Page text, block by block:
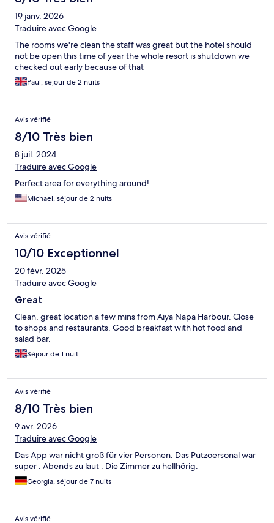
19 janv. 2026
Traduire avec Google
The rooms we're clean the staff was great but the hotel should
not be open this time of year the whole resort is shutdown we
checked out early because of that
Paul, séjour de 2 nuits
Avis vérifié
8/10 Très bien
8 juil. 2024
Traduire avec Google
Perfect area for everything around!
Michael, séjour de 2 nuits
Avis vérifié
10/10 Exceptionnel
20 févr. 2025
Traduire avec Google
Great
Clean, great location a few mins from Aiya Napa Harbour. Close
to shops and restaurants. Good breakfast with hot food and
salad bar.
Séjour de 1 nuit
Avis vérifié
8/10 Très bien
9 avr. 2026
Traduire avec Google
Das App war nicht groß für vier Personen. Das Putzoersonal war
super . Abends zu laut . Die Zimmer zu hellhörig.
Georgia, séjour de 7 nuits
Avis vérifié